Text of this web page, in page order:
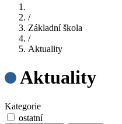
/
Základní škola
/
Aktuality
Aktuality
Kategorie
ostatní